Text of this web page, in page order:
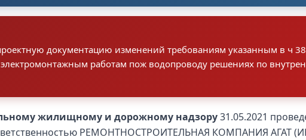
документацию изменений требованиям указанным в ч
работам пож водопроводу решениях по
жилищному и дорожному надзору31.05.2021
РЕМОНТНОСТРОИТЕЛЬНАЯ КОМПАНИЯ АГАТ